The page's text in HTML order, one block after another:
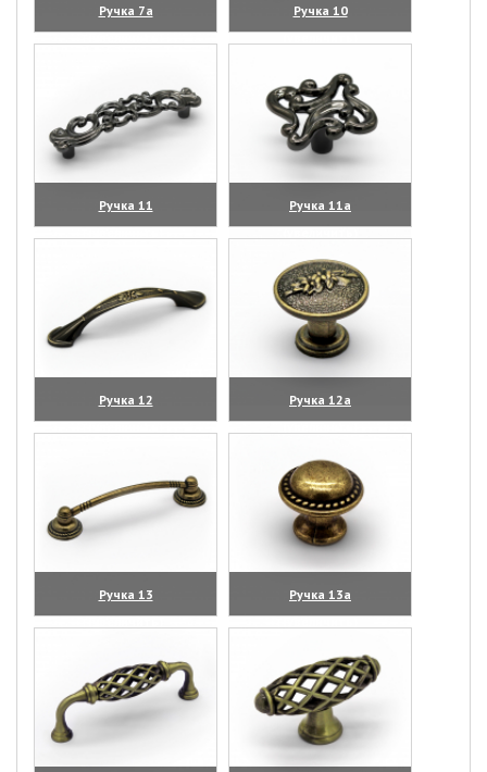
Ручка 7а
(увеличить)
Ручка 10
(увеличить)
Ручка 11
(увеличить)
Ручка 11а
(увеличить)
Ручка 12
(увеличить)
Ручка 12а
(увеличить)
Ручка 13
(увеличить)
Ручка 13а
(увеличить)